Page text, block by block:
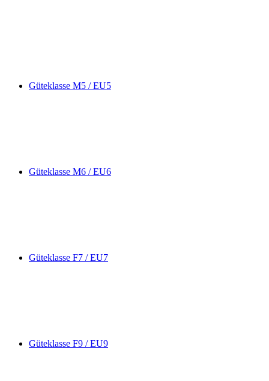
Güteklasse M5 / EU5
Güteklasse M6 / EU6
Güteklasse F7 / EU7
Güteklasse F9 / EU9